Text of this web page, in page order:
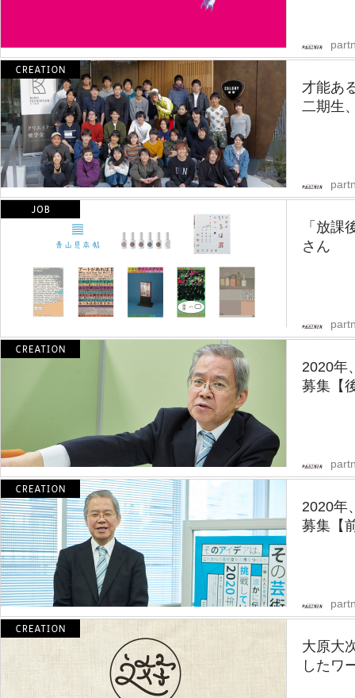
才能あ
二期生
「放課
さん
2020年
募集【
2020年
募集【
大原大
したワ